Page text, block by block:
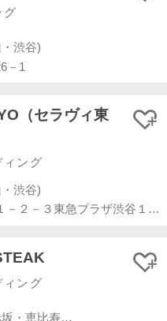
グ
渋谷)
－1
（セラヴィ東
ィング
渋谷)
東京都渋谷区道玄坂１－２－３東急プラザ渋谷１７Ｆ／１８Ｆ
ィング
恵比寿駅 (六本木・赤坂・恵比寿・白金)